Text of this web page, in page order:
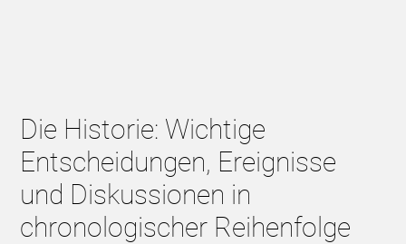
Die Historie: Wichtige
Entscheidungen, Ereignisse
und Diskussionen in
chronologischer Reihenfolge